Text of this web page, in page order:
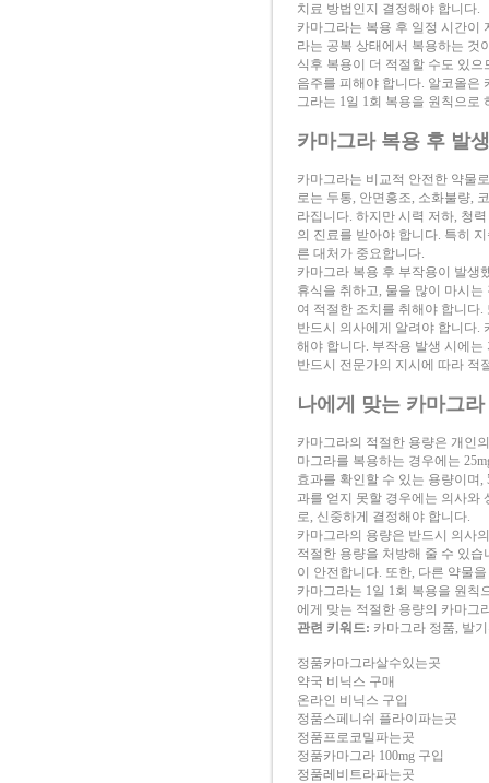
치료 방법인지 결정해야 합니다.
카마그라는 복용 후 일정 시간이
라는 공복 상태에서 복용하는 것
식후 복용이 더 적절할 수도 있
음주를 피해야 합니다. 알코올은
그라는 1일 1회 복용을 원칙으로
카마그라 복용 후 발
카마그라는 비교적 안전한 약물
로는 두통, 안면홍조, 소화불량,
라집니다. 하지만 시력 저하, 청
의 진료를 받아야 합니다. 특히
른 대처가 중요합니다.
카마그라 복용 후 부작용이 발생
휴식을 취하고, 물을 많이 마시
여 적절한 조치를 취해야 합니다
반드시 의사에게 알려야 합니다.
해야 합니다. 부작용 발생 시에
반드시 전문가의 지시에 따라 적
나에게 맞는 카마그
카마그라의 적절한 용량은 개인
마그라를 복용하는 경우에는
효과를 확인할 수 있는 용량이며,
과를 얻지 못할 경우에는 의사와
로, 신중하게 결정해야 합니다.
카마그라의 용량은 반드시 의사
적절한 용량을 처방해 줄 수 있
이 안전합니다. 또한, 다른 약물
카마그라는 1일 1회 복용을 원칙
에게 맞는 적절한 용량의 카마그
관련 키워드: 카마그라 정품, 발
정품카마그라살수있는곳
약국 비닉스 구매
온라인 비닉스 구입
정품스페니쉬 플라이파는곳
정품프로코밀파는곳
정품카마그라 100mg 구입
정품레비트라파는곳